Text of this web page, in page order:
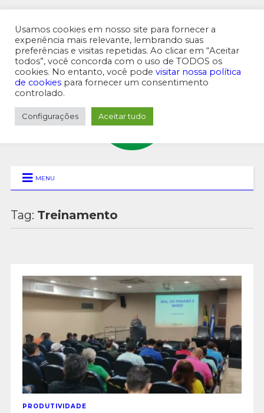
MENU SUPERIOR
MENU
Tag: Treinamento
PRODUTIVIDADE
Usamos cookies em nosso site para fornecer a
experiência mais relevante, lembrando suas
preferências e visitas repetidas. Ao clicar em “Aceitar
todos”, você concorda com o uso de TODOS os
cookies. No entanto, você pode visitar nossa política
de cookies para fornecer um consentimento
controlado.
Configurações Aceitar tudo